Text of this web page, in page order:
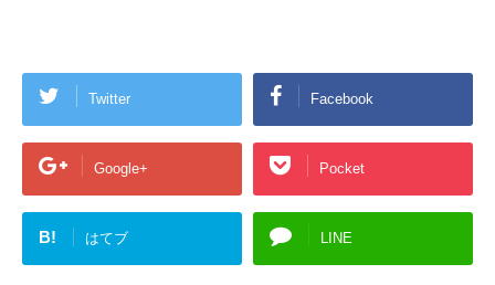
Twitter Facebook
Google+ Pocket
B! はてブ LINE